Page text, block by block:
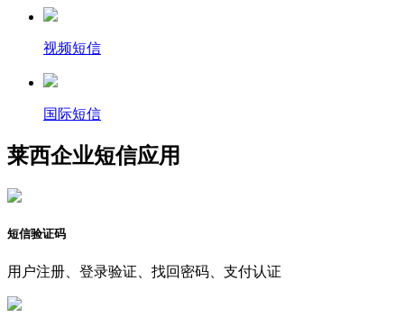
视频短信
国际短信
莱西企业短信应用
短信验证码
用户注册、登录验证、找回密码、支付认证